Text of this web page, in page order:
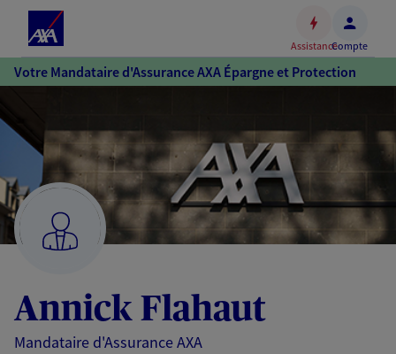
Accéder
au
Accéder
au
pied
de
page
AssistanceCompte
Votre Mandataire d'Assurance AXA Épargne et Protection
Annick Flahaut
Mandataire d'Assurance AXA